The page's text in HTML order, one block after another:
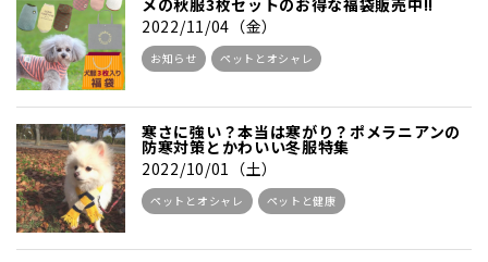
メの秋服3枚セットのお得な福袋販売中!!
2022/11/04（金）
お知らせ ペットとオシャレ
寒さに強い？本当は寒がり？ポメラニアンの
防寒対策とかわいい冬服特集
2022/10/01（土）
ペットとオシャレ ペットと健康